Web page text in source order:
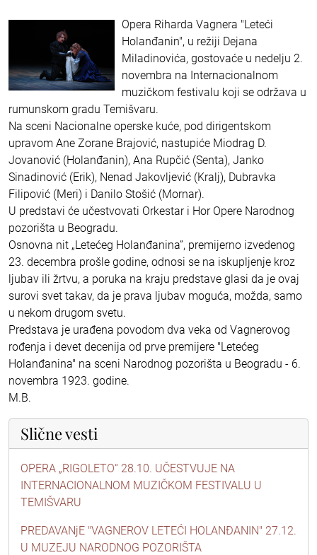
Opera Riharda Vagnera "Leteći
Holanđanin", u režiji Dejana
Miladinovića, gostovaće u nedelju 2.
novembra na Internacionalnom
muzičkom festivalu koji se održava u
rumunskom gradu Temišvaru.
Na sceni Nacionalne operske kuće, pod dirigentskom
upravom Ane Zorane Brajović, nastupiće Miodrag D.
Jovanović (Holanđanin), Ana Rupčić (Senta), Janko
Sinadinović (Erik), Nenad Jakovljević (Kralj), Dubravka
Filipović (Meri) i Danilo Stošić (Mornar).
U predstavi će učestvovati Orkestar i Hor Opere Narodnog
pozorišta u Beogradu.
Osnovna nit „Letećeg Holanđanina”, premijerno izvedenog
23. decembra prošle godine, odnosi se na iskupljenje kroz
ljubav ili žrtvu, a poruka na kraju predstave glasi da je ovaj
surovi svet takav, da je prava ljubav moguća, možda, samo
u nekom drugom svetu.
Predstava je urađena povodom dva veka od Vagnerovog
rođenja i devet decenija od prve premijere "Letećeg
Holanđanina" na sceni Narodnog pozorišta u Beogradu - 6.
novembra 1923. godine.
M.B.
Slične vesti
OPERA „RIGOLETO“ 28.10. UČESTVUJE NA
INTERNACIONALNOM MUZIČKOM FESTIVALU U
TEMIŠVARU
PREDAVANjE "VAGNEROV LETEĆI HOLANĐANIN" 27.12.
U MUZEJU NARODNOG POZORIŠTA